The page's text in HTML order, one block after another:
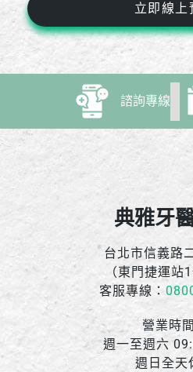
立即線上
諮詢專線
典雅牙
台北市信義路
（東門捷運站
客服專線：
營業時
週一至週六
週日全天